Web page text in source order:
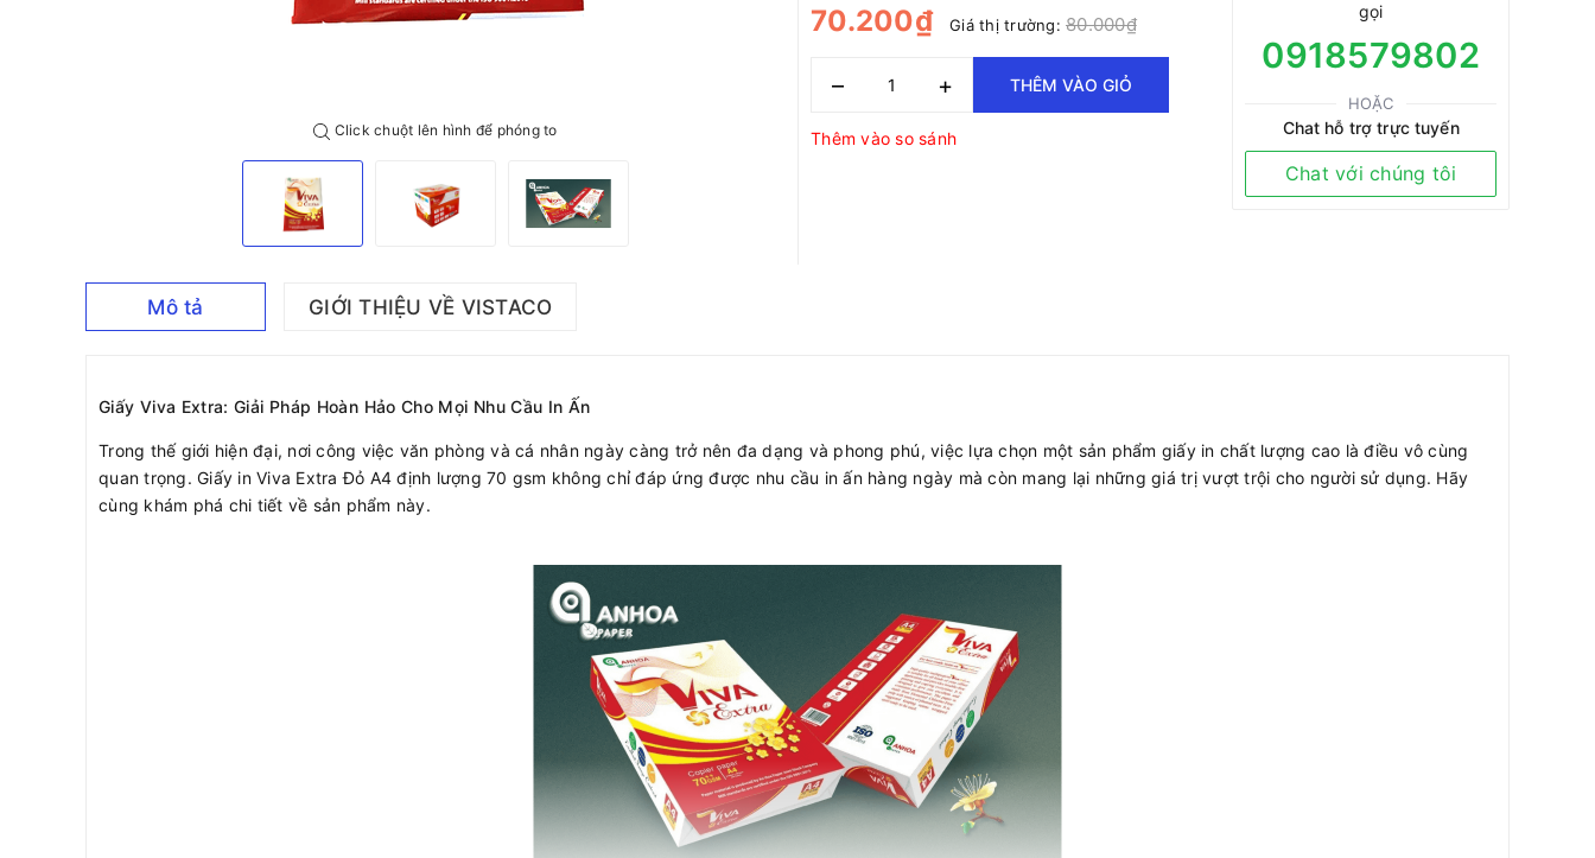
Click chuột lên hình để phóng to
70.200₫ Giá thị trường: 80.000₫
– + THÊM VÀO GIỎ
Thêm vào so sánh
gọi
0918579802
HOẶC
Chat hỗ trợ trực tuyến
Chat với chúng tôi
Mô tả GIỚI THIỆU VỀ VISTACO
Giấy Viva Extra: Giải Pháp Hoàn Hảo Cho Mọi Nhu Cầu In Ấn
Trong thế giới hiện đại, nơi công việc văn phòng và cá nhân ngày càng trở nên đa dạng và phong phú, việc lựa chọn một sản phẩm giấy in chất lượng cao là điều vô cùng
quan trọng. Giấy in Viva Extra Đỏ A4 định lượng 70 gsm không chỉ đáp ứng được nhu cầu in ấn hàng ngày mà còn mang lại những giá trị vượt trội cho người sử dụng. Hãy
cùng khám phá chi tiết về sản phẩm này.